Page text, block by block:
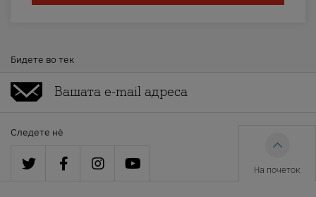
Бидете во тек
Следете нè
На почеток